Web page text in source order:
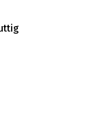
project ervaart en
andere
uiteindelijke
van jouw
en de aanjager
met elk team,
is een zeer